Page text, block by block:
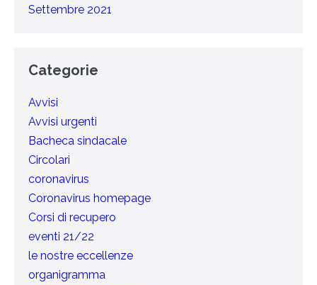
Settembre 2021
Categorie
Avvisi
Avvisi urgenti
Bacheca sindacale
Circolari
coronavirus
Coronavirus homepage
Corsi di recupero
eventi 21/22
le nostre eccellenze
organigramma